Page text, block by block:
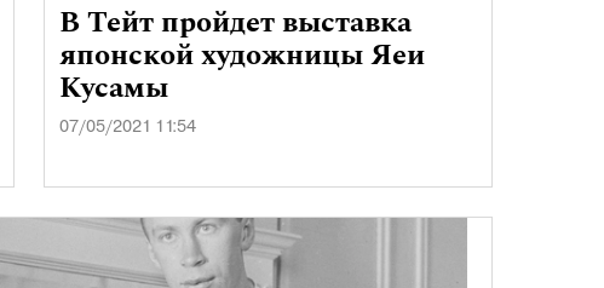
В Тейт пройдет выставка
японской художницы Яеи
Кусамы
07/05/2021 11:54